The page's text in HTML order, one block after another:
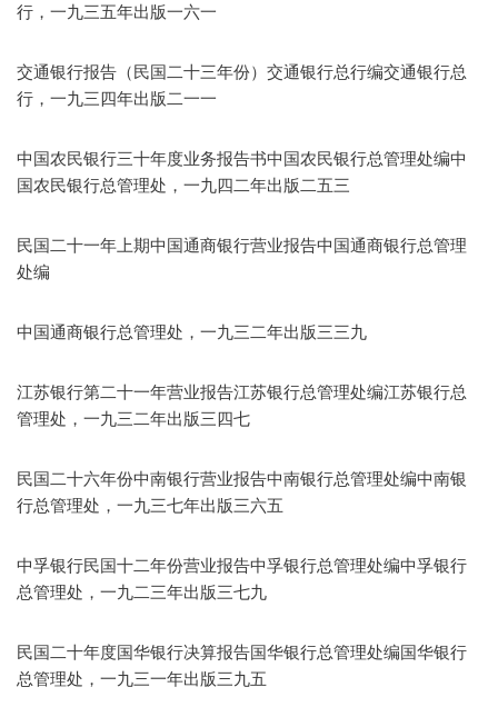
行，一九三五年出版一六一
交通银行报告（民国二十三年份）交通银行总行编交通银行总
行，一九三四年出版二一一
中国农民银行三十年度业务报告书中国农民银行总管理处编中
国农民银行总管理处，一九四二年出版二五三
民国二十一年上期中国通商银行营业报告中国通商银行总管理
处编
中国通商银行总管理处，一九三二年出版三三九
江苏银行第二十一年营业报告江苏银行总管理处编江苏银行总
管理处，一九三二年出版三四七
民国二十六年份中南银行营业报告中南银行总管理处编中南银
行总管理处，一九三七年出版三六五
中孚银行民国十二年份营业报告中孚银行总管理处编中孚银行
总管理处，一九二三年出版三七九
民国二十年度国华银行决算报告国华银行总管理处编国华银行
总管理处，一九三一年出版三九五